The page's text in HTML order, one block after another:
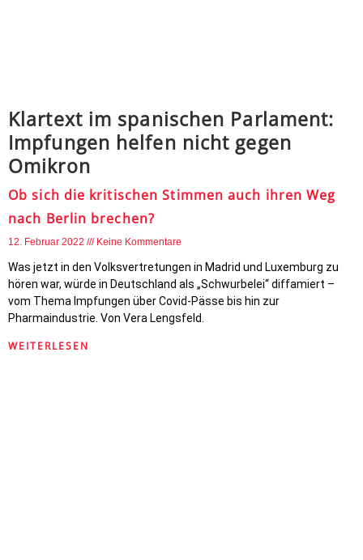
Klartext im spanischen Parlament:
Impfungen helfen nicht gegen
Omikron
Ob sich die kritischen Stimmen auch ihren Weg
nach Berlin brechen?
12. Februar 2022 Keine Kommentare
Was jetzt in den Volksvertretungen in Madrid und Luxemburg zu
hören war, würde in Deutschland als „Schwurbelei“ diffamiert –
vom Thema Impfungen über Covid-Pässe bis hin zur
Pharmaindustrie. Von Vera Lengsfeld.
WEITERLESEN